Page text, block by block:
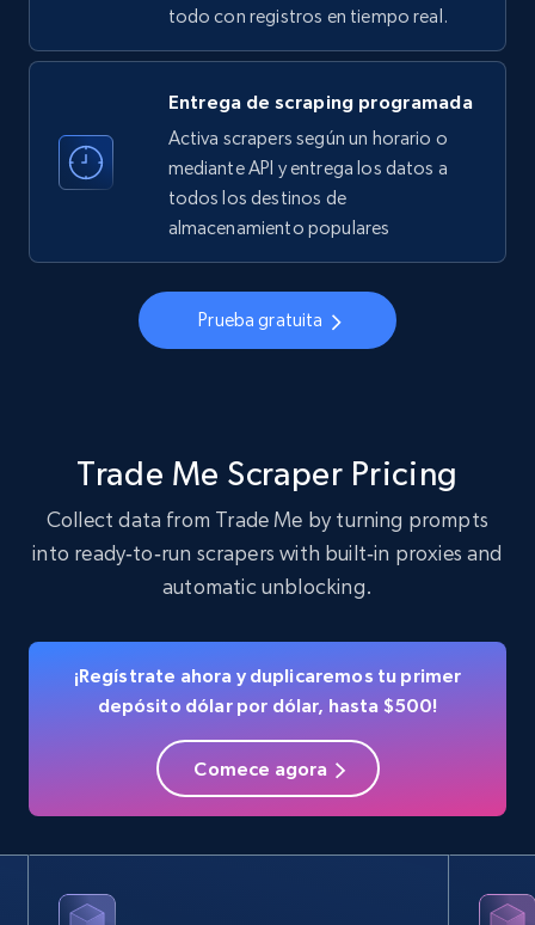
Account, Fbid, ID, Followers, Posts count, Is
business account, Is professional account, Is
22.3K+ 3.5K+ Prueba gratuita
Instagram - Profiles - Collect profile
information by user name
Account, Fbid, ID, Followers, Posts count, Is
business account, Is professional account, Is
Crunchbase companies information
Name, URL, ID, Cb rank, Region, About,
15.6K+ 1.6K+ Prueba gratuita
Crunchbase companies information -
Industries, Operating status, and more.
todo con registros en tiempo real.
Entrega de scraping programada
Activa scrapers según un horario o
mediante API y entrega los datos a
todos los destinos de
almacenamiento populares
Prueba gratuita
Trade Me Scraper Pricing
Collect data from Trade Me by turning prompts
into ready‑to‑run scrapers with built‑in proxies and
automatic unblocking.
¡Regístrate ahora y duplicaremos tu primer
depósito dólar por dólar, hasta $500!
Comece agora